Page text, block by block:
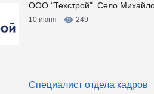
ООО "Техстрой". Село
10 июня 249
Специалист отдела кадров